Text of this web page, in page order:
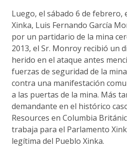
Luego, el sábado 6 de febrero,
Xinka, Luis Fernando García
por un partidario de la mina
2013, el Sr. Monroy recibió un
herido en el ataque antes
fuerzas de seguridad de la
contra una manifestación
a las puertas de la mina. Más
demandante en el histórico
Resources en Columbia
trabaja para el Parlamento
legítima del Pueblo Xinka.